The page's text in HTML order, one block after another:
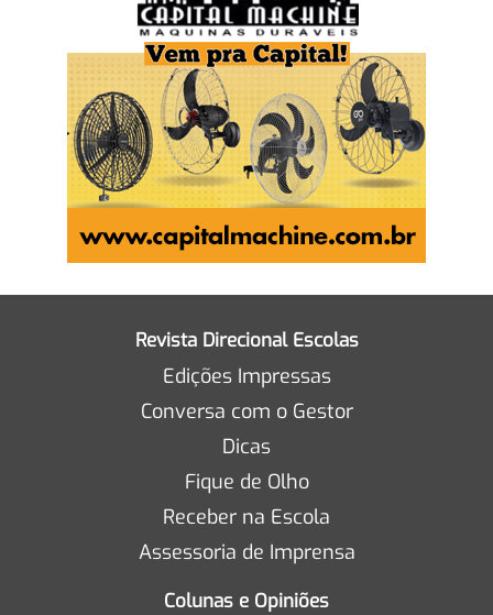
Revista Direcional Escolas
Edições Impressas
Conversa com o Gestor
Dicas
Fique de Olho
Receber na Escola
Assessoria de Imprensa
Colunas e Opiniões